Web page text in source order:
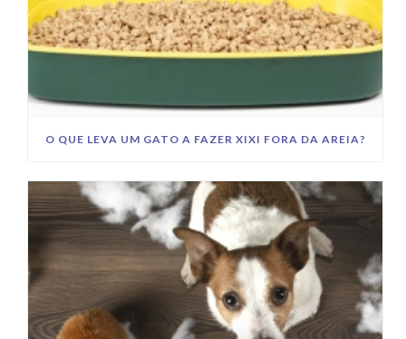
O QUE LEVA UM GATO A FAZER XIXI FORA DA AREIA?